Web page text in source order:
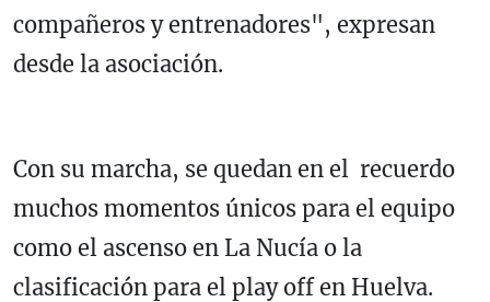
compañeros y entrenadores", expresan
desde la asociación.
Con su marcha, se quedan en el recuerdo
muchos momentos únicos para el equipo
como el ascenso en La Nucía o la
clasificación para el play off en Huelva.